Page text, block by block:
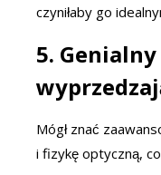
czyniłaby go
5.
Mógł znać
i fizykę optyczną,